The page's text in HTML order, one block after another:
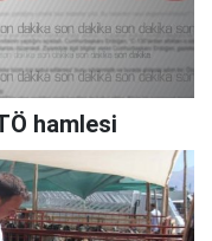
hamlesi